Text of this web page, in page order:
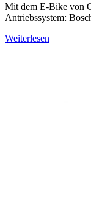
Mit dem E-Bike von
Antriebssystem:
Weiterlesen